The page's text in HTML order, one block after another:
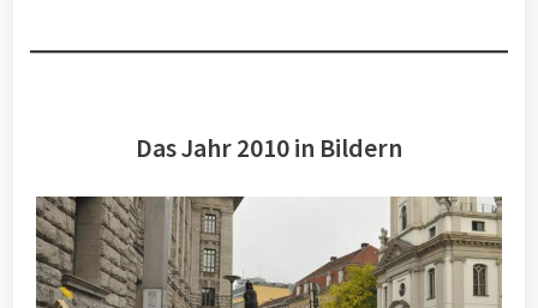
Das Jahr 2010 in Bildern